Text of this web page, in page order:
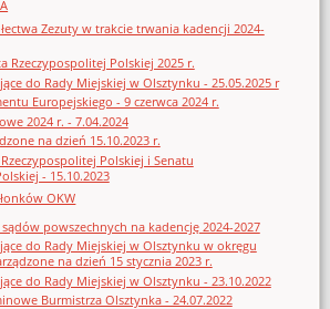
Zezuty w trakcie trwania kadencji 2024-
Rzeczypospolitej Polskiej 2025 r.
do Rady Miejskiej w Olsztynku - 25.05.2025 r
Europejskiego - 9 czerwca 2024 r.
2024 r. - 7.04.2024
na dzień 15.10.2023 r.
Polskiej i Senatu
- 15.10.2023
OKW
powszechnych na kadencję 2024-2027
do Rady Miejskiej w Olsztynku w okręgu
na dzień 15 stycznia 2023 r.
do Rady Miejskiej w Olsztynku - 23.10.2022
Burmistrza Olsztynka - 24.07.2022